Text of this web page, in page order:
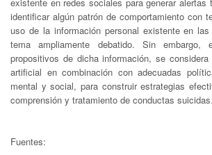
identificar algún patrón de comportamiento con
uso de la información personal existente en
tema ampliamente debatido. Sin
propositivos de dicha información, se
artificial en combinación con adecuadas
mental y social, para construir estrategias
comprensión y tratamiento de conductas suicidas.
Fuentes: